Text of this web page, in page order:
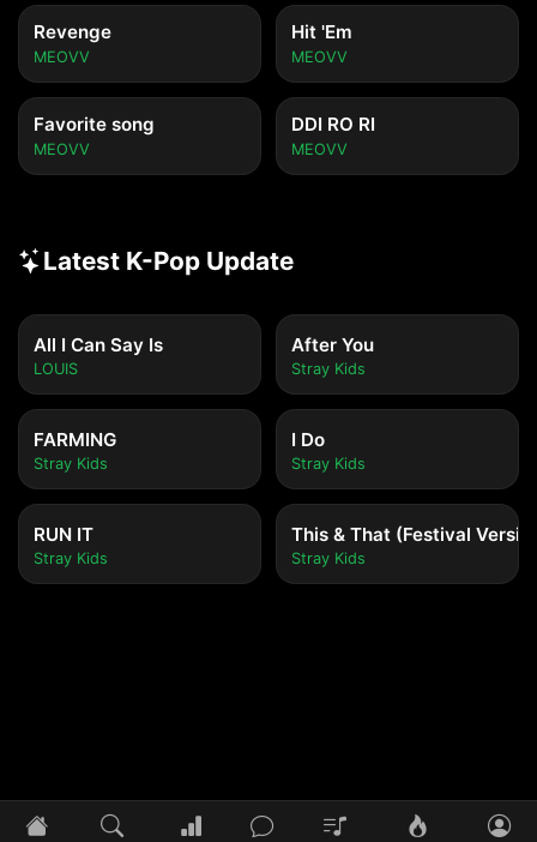
Revenge
MEOVV
Hit 'Em
MEOVV
Favorite song
MEOVV
DDI RO RI
MEOVV
Latest K-Pop Update
All I Can Say Is
LOUIS
After You
Stray Kids
FARMING
Stray Kids
I Do
Stray Kids
RUN IT
Stray Kids
This & That (Festival
Stray Kids